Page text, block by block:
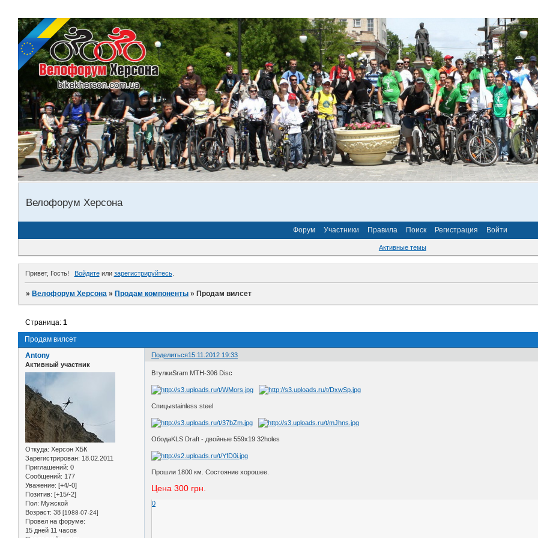
Велофорум Херсона
Форум Участники Правила Поиск Регистрация Войти
Активные темы
Привет, Гость! Войдитеили зарегистрируйтесь.
» Велофорум Херсона » Продам компоненты » Продам вилсет
Продам вилсет
Страница:1
Поделиться15.11.2012 19:33
Antony
Активный участник
Откуда: Херсон ХБК
Зарегистрирован: 18.02.2011
Приглашений: 0
Сообщений: 177
Уважение: [+4/-0]
Позитив: [+15/-2]
Пол: Мужской
Возраст: 38 [1988-07-24]
Провел на форуме:
15 дней 11 часов
ВтулкиSram MTH-306 Disc
Спицыstainless steel
ОбодаKLS Draft - двойные 559x19 32holes
Прошли 1800 км. Состояние хорошее.
Цена 300 грн.
0